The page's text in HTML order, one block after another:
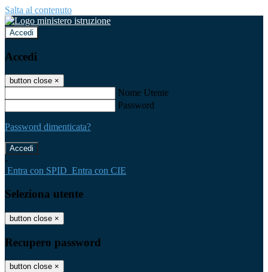
Salta al contenuto
Accedi
Accedi
button close ×
Nome Utente
Password
Password dimenticata?
-
Entra con SPID Entra con CIE
Seleziona utente
button close ×
Recupero password
button close ×